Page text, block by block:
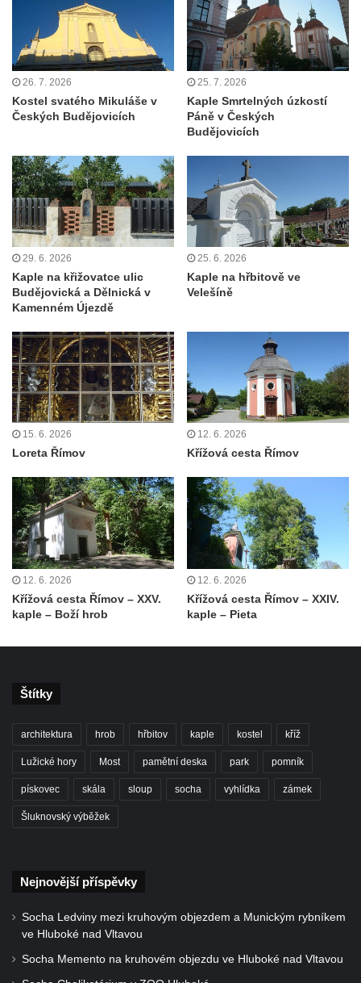
Protestantský (evangelicko-luterský) kostel
Crostau
Kaple Nanebevstoupení Panny Marie ve
Svitavě
Výklenková kaple Piety ve Svojkově
Kostel Nejsvětější Trojice ve Velenicích
Kostel svatých Petra a Pavla v Semilech
Kostel Nanebevzetí Panny Marie (St. Mariä
Himmelfahrt) v Schirgiswalde
Kostel svaté Máří Magdaleny u hradu
Kaple Olivetské hory pod věží kostela
svatého Michaela Archanděla v Bochově
Mildeova kaple pod Ortelem
Kostel Zvěstování Panny Marie v Duchcově
Výklenková kaple v Teplické ulici u stadionu
v Duchcově
Evangelický kostel v Duchcově
Kostel svatých Petra a Pavla v Jeníkově
Kaple svaté Anny v Jeníkově
Kaple Panny Marie v Lahošti
Kaple svatého Jana Nepomuckého v
Lahošti
Kostel svatého Mikuláše v Mikulášovicích
Kaple Tří otců v Mikulášovicích
Zákupech
Kaple svatého Josefa u Zákup
Kostel svatého Havla v Kuřívodech
Kaple Krista v žaláři u kostela Nalezení
svatého Kříže ve Frýdlantu
Kostel Nalezení svatého Kříže ve Frýdlantu
26. 7. 2026
Kostel svatého Mikuláše v
Českých Budějovicích
25. 7. 2026
Kaple Smrtelných úzkostí
Páně v Českých
Budějovicích
29. 6. 2026
Kaple na křižovatce ulic
Budějovická a Dělnická v
Kamenném Újezdě
25. 6. 2026
Kaple na hřbitově ve
Velešíně
15. 6. 2026
Loreta Římov
12. 6. 2026
Křížová cesta Římov
12. 6. 2026
Křížová cesta Římov – XXV.
kaple – Boží hrob
12. 6. 2026
Křížová cesta Římov – XXIV.
kaple – Pieta
Štítky
architektura hrob hřbitov kaple kostel kříž
Lužické hory Most pamětní deska park pomník
pískovec skála sloup socha vyhlídka zámek
Šluknovský výběžek
Nejnovější příspěvky
Socha Ledviny mezi kruhovým objezdem a Munickým rybníkem
ve Hluboké nad Vltavou
Socha Memento na kruhovém objezdu ve Hluboké nad Vltavou